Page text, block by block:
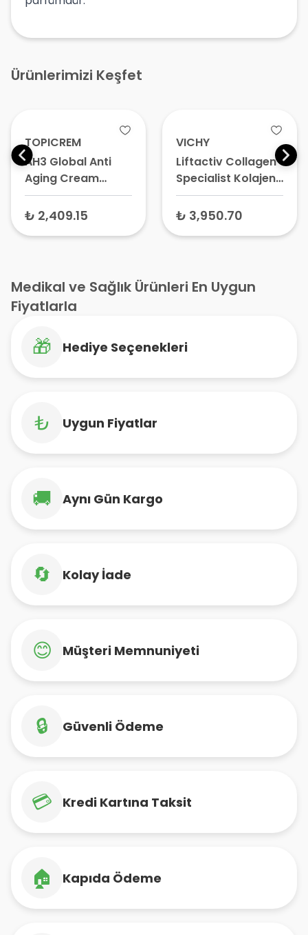
Ürünlerimizi Keşfet
VICHY
Liftactiv Collagen
Specialist Kolajen
Yaşlanma Karşıtı
Bakım Kremi 50 ml
₺ 3,950.70
VICHY
Neovadiol
Longevity
Revolumizing
Cream Yüz Kremi
₺ 4,113
Medikal ve Sağlık Ürünleri En Uygun
Fiyatlarla
🎁 Hediye Seçenekleri
₺ Uygun Fiyatlar
🚚 Aynı Gün Kargo
🔄 Kolay İade
😊 Müşteri Memnuniyeti
🔒 Güvenli Ödeme
💳 Kredi Kartına Taksit
🏠 Kapıda Ödeme